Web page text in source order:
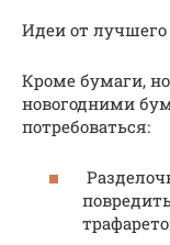
Идеи от лучшего
Кроме бумаги,
новогодними
потребоваться: